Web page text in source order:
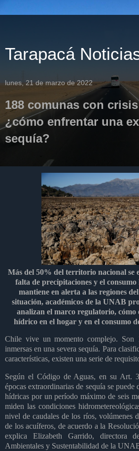
Tarapacá
lunes, 21 de marzo de 2022
188 comunas con
¿cómo enfrentar una
sequía?
Más del 50% del territorio nacional se
falta de precipitaciones y el
mantiene en alerta a las regiones
situación, académicos de la UNAB
analizan el marco regulatorio,
hídrico en el hogar y en el consumo
Chile vive un momento complejo. Son
inmersas en una severa sequía. Para
características, existen una serie de
Según el Código de Aguas, en su Art.
épocas extraordinarias de sequía se puede
hídricas por un período máximo de seis
miden las condiciones
nivel de caudales de los ríos, volúmenes
de los acuíferos, de acuerdo a la
explica Elizabeth Garrido, directora
Ambientales y Sustentabilidad de la